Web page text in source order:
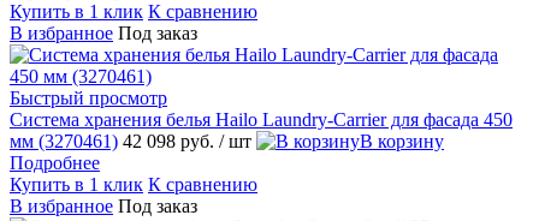
Купить в 1 клик К сравнению
В избранное Под заказ
Быстрый просмотр
Система хранения белья Hailo Laundry-Carrier для фасада 450
мм (3270461) 42 098 руб. / шт
В корзину
Подробнее
Купить в 1 клик К сравнению
В избранное Под заказ